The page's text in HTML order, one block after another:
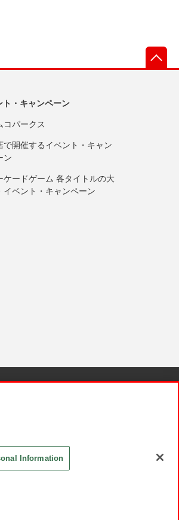
ト・キャンペーン
コパークス
で開催するイベント・キャン
ン
ケードゲーム 各タイトルの大
イベント・キャンペーン
Information